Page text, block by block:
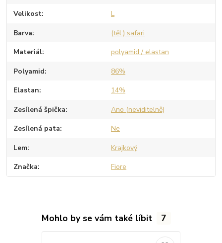
Velikost L
Barva (těl.) safari
Materiál polyamid / elastan
Polyamid 86%
Elastan 14%
Zesílená špička Ano (neviditelně)
Zesílená pata Ne
Lem Krajkový
Značka Fiore
Mohlo by se vám také líbit 7